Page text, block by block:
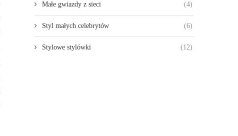
Małe gwiazdy z sieci (4)
Styl małych celebrytów (6)
Stylowe stylówki (12)